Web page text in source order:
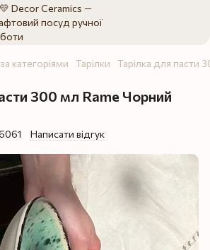
категоріями Тарілки Тарілка для пасти
300 мл Rame Чорний
Написати відгук